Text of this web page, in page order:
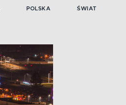
POLSKA ŚWIAT